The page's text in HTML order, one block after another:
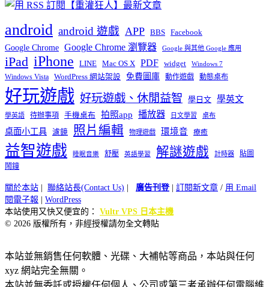
android android 遊戲 APP BBS Facebook
Google Chrome Google Chrome 瀏覽器 Google 與其他 Google 應用
iPad iPhone LINE Mac OS X PDF widget Windows 7
Windows Vista WordPress 網站架設 免費圖庫 動作遊戲 動態桌布
好玩遊戲 好玩遊戲、休閒益智 學日文 學英文
學英語 待辦事項 手機桌布 拍照app 播放器 日文學習 桌布
桌面小工具 濾鏡 照片編輯 物理遊戲 環境音 療癒
益智遊戲 睡眠音樂 舒壓 英語學習 解謎遊戲 計時器
貼圖
鬧鐘
關於本站 | 聯絡站長(Contact Us) | 廣告刊登| 訂閱新文章 / 用 Email
閱電子報 | WordPress
本站使用又快又便宜的： Vultr VPS 日本主機
© 2026 版權所有，非經授權請勿全文轉貼
本站並無銷售任何軟體、光碟、大補帖等商品，本站與任何
xyz 網站完全無關。
本站並無委託或授權任何個人、公司或第三者承辦任何電腦維